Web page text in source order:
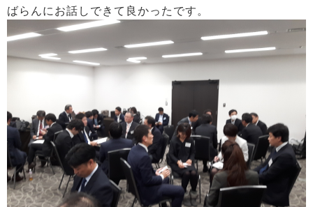
ばらんにお話しできて良かったです。